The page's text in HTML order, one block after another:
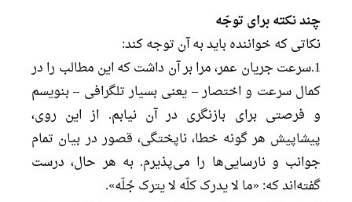
چند نکته برای توجّه
نکاتی که خواننده باید به آن توجه کند:
1.سرعت جریان عمر، مرا بر آن داشت که این مطالب را در
کمال سرعت و اختصار – یعنی بسیار تلگرافی – بنویسم
و فرصتی برای بازنگری در آن نیابم. از این روی،
پیشاپیش هر گونه خطا، ناپختگی، قصور در بیان تمام
جوانب و نارسایی‌ها را می‌پذیرم. به هر حال، درست
گفته‌اند که: «ما لا یدرک کلّه لا یترک جُلّه».